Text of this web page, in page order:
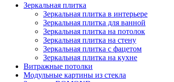
Зеркальная плитка
Зеркальная плитка в интерьере
Зеркальная плитка для ванной
Зеркальная плитка на потолок
Зеркальная плитка на стену
Зеркальная плитка с фацетом
Зеркальная плитка на кухне
Витражные потолки
Модульные картины из стекла